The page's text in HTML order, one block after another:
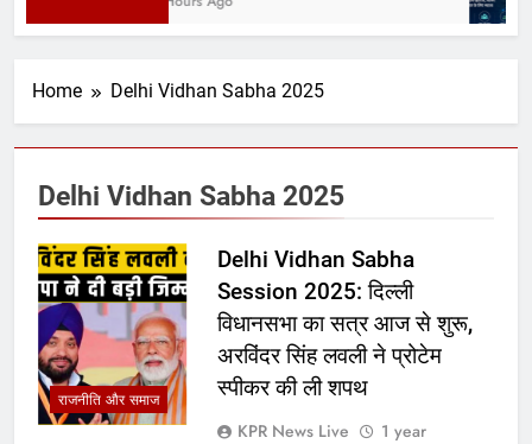
Home Delhi Vidhan Sabha 2025
Delhi Vidhan Sabha 2025
राजनीति और समाज
Delhi Vidhan Sabha
Session 2025: दिल्ली
विधानसभा का सत्र आज से शुरू,
अरविंदर सिंह लवली ने प्रोटेम
स्पीकर की ली शपथ
KPR News Live
1 year